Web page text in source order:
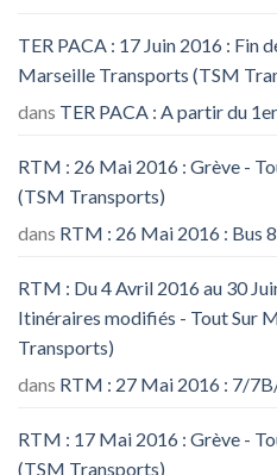
TER PACA : 17 Juin 2016 : Fin
Marseille Transports (TSM
dans TER PACA : A partir du
RTM : 26 Mai 2016 : Grève -
(TSM Transports)
dans RTM : 26 Mai 2016 : Bus
RTM : Du 4 Avril 2016 au 30
Itinéraires modifiés - Tout Sur
Transports)
dans RTM : 27 Mai 2016 : 7/
RTM : 17 Mai 2016 : Grève -
(TSM Transports)